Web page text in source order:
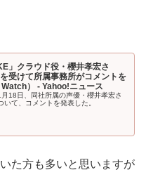
」クラウド役・櫻井孝宏さ
受けて所属事務所がコメントを
） - Yahoo!ニュース
18日、同社所属の声優・櫻井孝宏さ
いて、コメントを発表した。
た方も多いと思いますが